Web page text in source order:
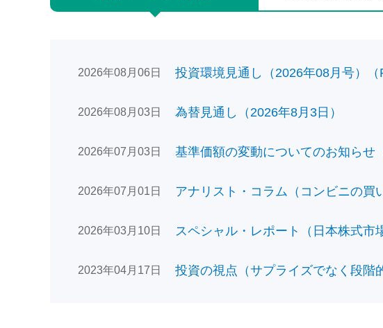
2026年08月06日 投資環境見通し（2026年08月号）（
2026年08月03日 為替見通し（2026年8月3日）
2026年07月03日 基準価額の変動についてのお知らせ
2026年07月01日 アナリスト・コラム（コンビニの買
2026年03月10日 スペシャル・レポート（日本株式市
2023年04月17日 投資の視点（サプライズでなく段階